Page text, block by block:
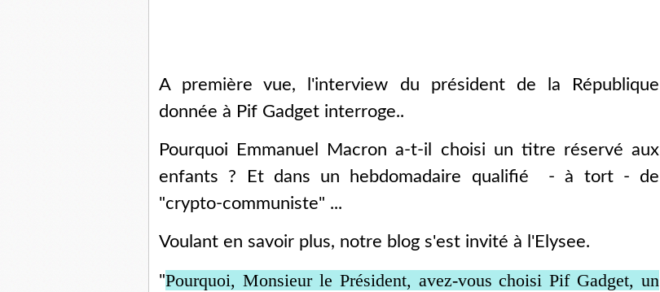
A première vue, l'interview du président de la République
donnée à Pif Gadget interroge..
Pourquoi Emmanuel Macron a-t-il choisi un titre réservé aux
enfants ? Et dans un hebdomadaire qualifié - à tort - de
"crypto-communiste" ...
Voulant en savoir plus, notre blog s'est invité à l'Elysee.
"Pourquoi, Monsieur le Président, avez-vous choisi Pif Gadget, un